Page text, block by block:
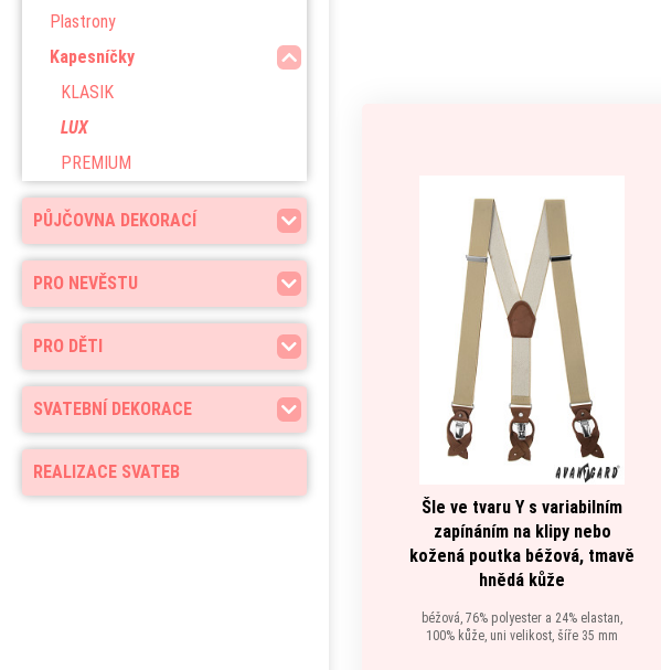
PŮJČOVNA DEKORACÍ
PRO NEVĚSTU
Plastrony
Kapesníčky
KLASIK
LUX
PREMIUM
PRO DĚTI
SVATEBNÍ DEKORACE
REALIZACE SVATEB
Šle ve tvaru Y s variabilním
zapínáním na klipy nebo
kožená poutka béžová, tmavě
hnědá kůže
béžová, 76% polyester a 24% elastan,
100% kůže, uni velikost, šíře 35 mm